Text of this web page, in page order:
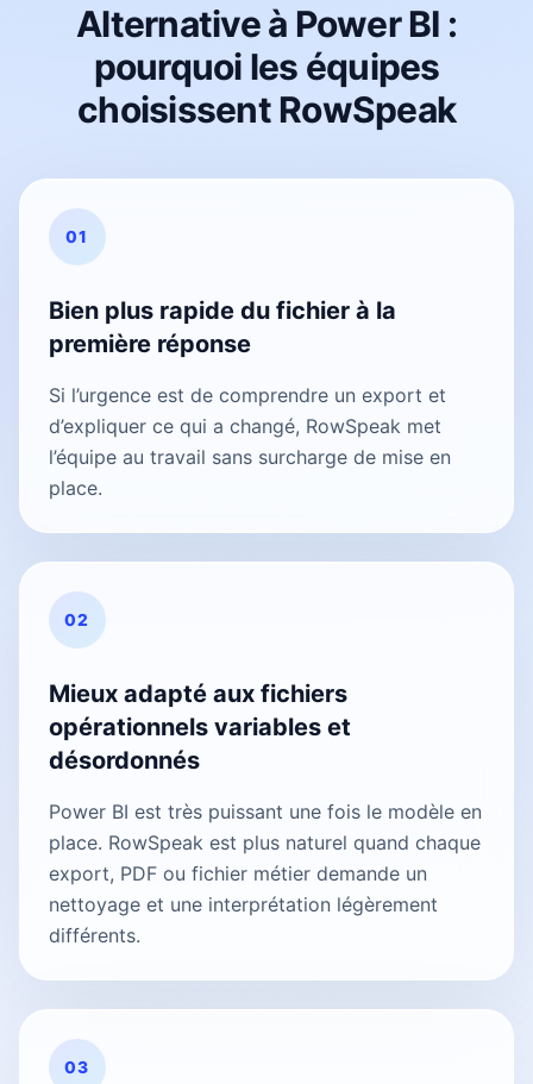
Alternative à Power BI :
pourquoi les équipes
choisissent RowSpeak
01
Bien plus rapide du fichier à la
première réponse
Si l’urgence est de comprendre un export et
d’expliquer ce qui a changé, RowSpeak met
l’équipe au travail sans surcharge de mise en
place.
02
Mieux adapté aux fichiers
opérationnels variables et
désordonnés
Power BI est très puissant une fois le modèle en
place. RowSpeak est plus naturel quand chaque
export, PDF ou fichier métier demande un
nettoyage et une interprétation légèrement
différents.
03